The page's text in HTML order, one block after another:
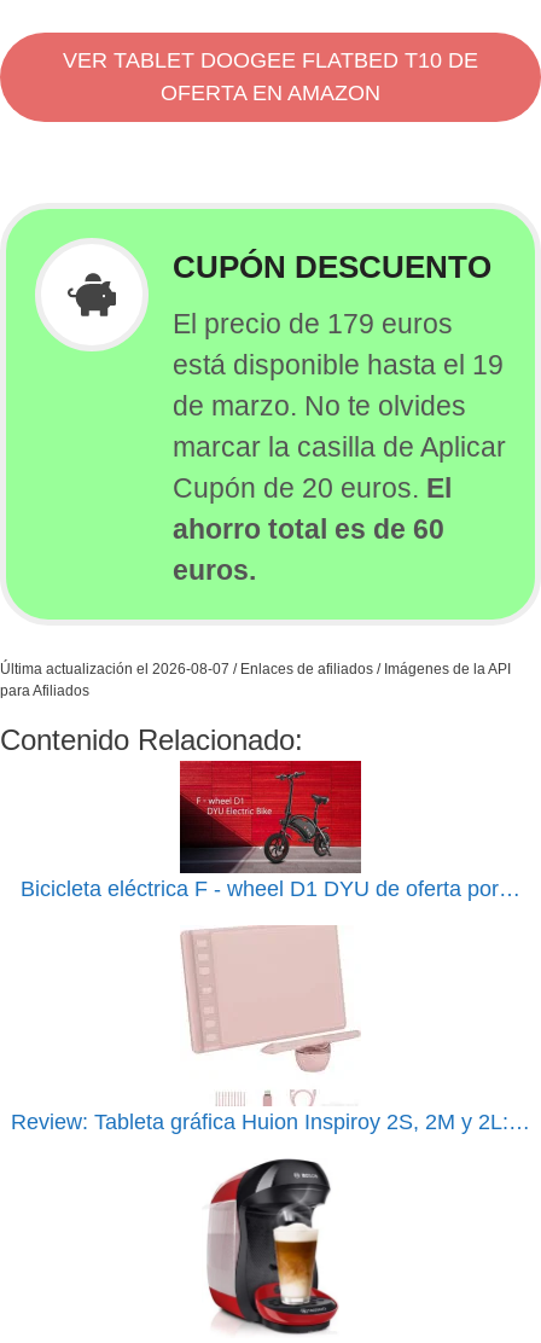
VER TABLET DOOGEE FLATBED T10 DE
OFERTA EN AMAZON
CUPÓN DESCUENTO
El precio de 179 euros
está disponible hasta el 19
de marzo. No te olvides
marcar la casilla de Aplicar
Cupón de 20 euros. El
ahorro total es de 60
euros.
Última actualización el 2026-08-07 / Enlaces de afiliados / Imágenes de la API
para Afiliados
Contenido Relacionado:
Bicicleta eléctrica F - wheel D1 DYU de oferta por…
Review: Tableta gráfica Huion Inspiroy 2S, 2M y 2L:…